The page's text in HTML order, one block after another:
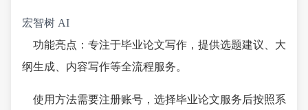
宏智树 AI
功能亮点：专注于毕业论文写作，提供选题建议、大
纲生成、内容写作等全流程服务。
使用方法需要注册账号，选择毕业论文服务后按照系